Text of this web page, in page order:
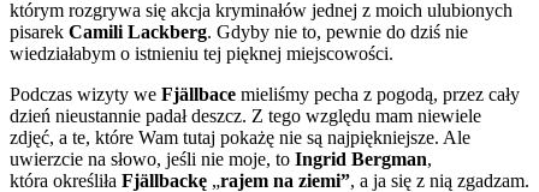
którym rozgrywa się akcja kryminałów jednej z moich ulubionych
pisarek Camili Lackberg. Gdyby nie to, pewnie do dziś nie
wiedziałabym o istnieniu tej pięknej miejscowości.
Podczas wizyty we Fjällbace mieliśmy pecha z pogodą, przez cały
dzień nieustannie padał deszcz. Z tego względu mam niewiele
zdjęć, a te, które Wam tutaj pokażę nie są najpiękniejsze. Ale
uwierzcie na słowo, jeśli nie moje, to Ingrid Bergman,
która określiła Fjällbackę „rajem na ziemi”, a ja się z nią zgadzam.